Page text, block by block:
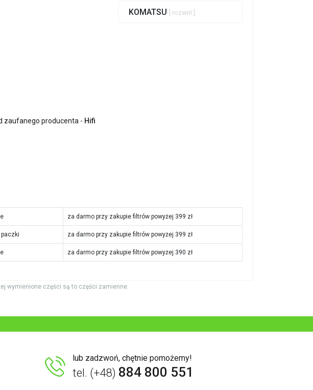
zaufanego producenta - Hifi
KOMATSU [ rozwiń ]
za darmo przy zakupie filtrów powyżej 399 zł
paczki za darmo przy zakupie filtrów powyżej 399 zł
za darmo przy zakupie filtrów powyżej 390 zł
wymienione części są to części zamienne.
lub zadzwoń, chętnie pomożemy!
tel. (+48) 884 800 551